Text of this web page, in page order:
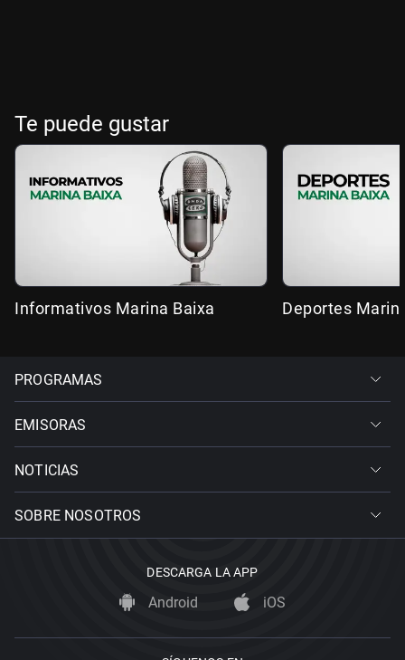
Te puede gustar
Informativos Marina Baixa Deportes
PROGRAMAS
EMISORAS
NOTICIAS
SOBRE NOSOTROS
DESCARGA LA APP
Android iOS